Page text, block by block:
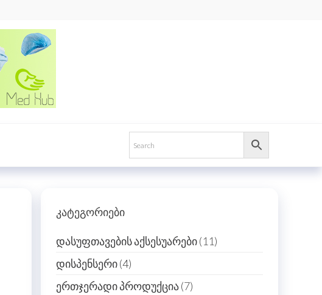
კატეგორიები
დასუფთავების აქსესუარები 1111
დისპენსერი 44
products
ერთჯერადი პროდუქცია 77